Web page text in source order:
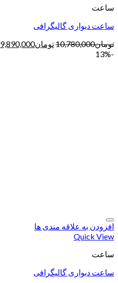
ساعت
ساعت دیواری گالیگرافی
تومان10,780,000تومان9,890,000
-13%
افزودن به علاقه مندی ها
Quick View
ساعت
ساعت دیواری گالیگرافی